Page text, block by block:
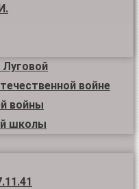
Луговой
войне
войны
школы